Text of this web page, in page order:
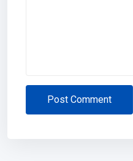
Post Comment